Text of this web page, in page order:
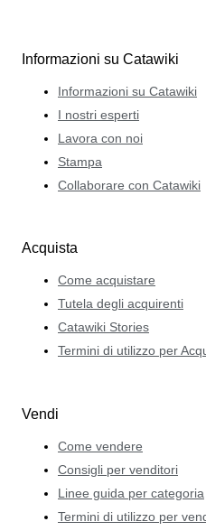
offre agli appassionati
materia di marchi europei e
Informazioni su Catawiki
Informazioni su Catawiki
I nostri esperti
Lavora con noi
Stampa
Collaborare con Catawiki
Acquista
Come acquistare
Tutela degli acquirenti
Catawiki Stories
Termini di utilizzo per
Vendi
Come vendere
Consigli per venditori
Linee guida per categoria
Termini di utilizzo per